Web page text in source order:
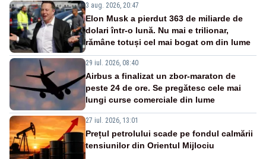
3 aug. 2026, 20:47
Elon Musk a pierdut 363 de miliarde de
dolari într-o lună. Nu mai e trilionar,
rămâne totuși cel mai bogat om din lume
29 iul. 2026, 08:40
Airbus a finalizat un zbor-maraton de
peste 24 de ore. Se pregătesc cele mai
lungi curse comerciale din lume
27 iul. 2026, 13:01
Prețul petrolului scade pe fondul calmării
tensiunilor din Orientul Mijlociu